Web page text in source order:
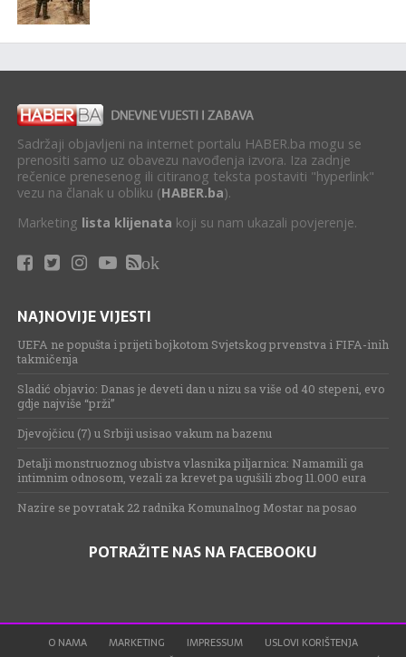
Sadržaji objavljeni na internet portalu HABER.ba mogu se
prenositi samo uz obavezu navođenja izvora. Iza zadnje
rečenice prenesenog ili citiranog teksta postaviti "hyperlink"
vezu na članak u obliku (HABER.ba).
Marketing lista klijenata koji su nam ukazali povjerenje.
ok
NAJNOVIJE VIJESTI
UEFA ne popušta i prijeti bojkotom Svjetskog prvenstva i FIFA-inih
takmičenja
Sladić objavio: Danas je deveti dan u nizu sa više od 40 stepeni, evo
gdje najviše “prži”
Djevojčicu (7) u Srbiji usisao vakum na bazenu
Detalji monstruoznog ubistva vlasnika piljarnica: Namamili ga
intimnim odnosom, vezali za krevet pa ugušili zbog 11.000 eura
Nazire se povratak 22 radnika Komunalnog Mostar na posao
POTRAŽITE NAS NA FACEBOOKU
O NAMA MARKETING IMPRESSUM
USLOVI KORIŠTENJA